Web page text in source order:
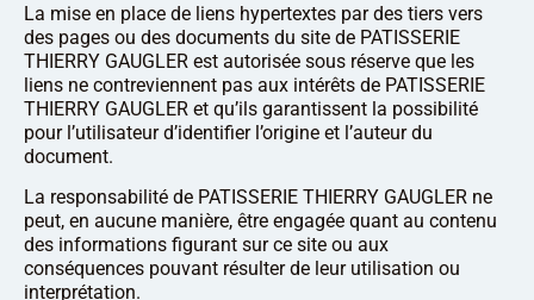
La mise en place de liens hypertextes par des tiers vers
des pages ou des documents du site de PATISSERIE
THIERRY GAUGLER est autorisée sous réserve que les
liens ne contreviennent pas aux intérêts de PATISSERIE
THIERRY GAUGLER et qu’ils garantissent la possibilité
pour l’utilisateur d’identifier l’origine et l’auteur du
document.
La responsabilité de PATISSERIE THIERRY GAUGLER ne
peut, en aucune manière, être engagée quant au contenu
des informations figurant sur ce site ou aux
conséquences pouvant résulter de leur utilisation ou
interprétation.